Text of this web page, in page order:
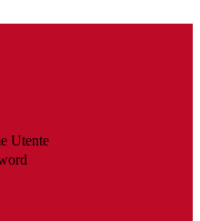
Utente